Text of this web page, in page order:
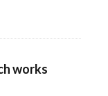
works